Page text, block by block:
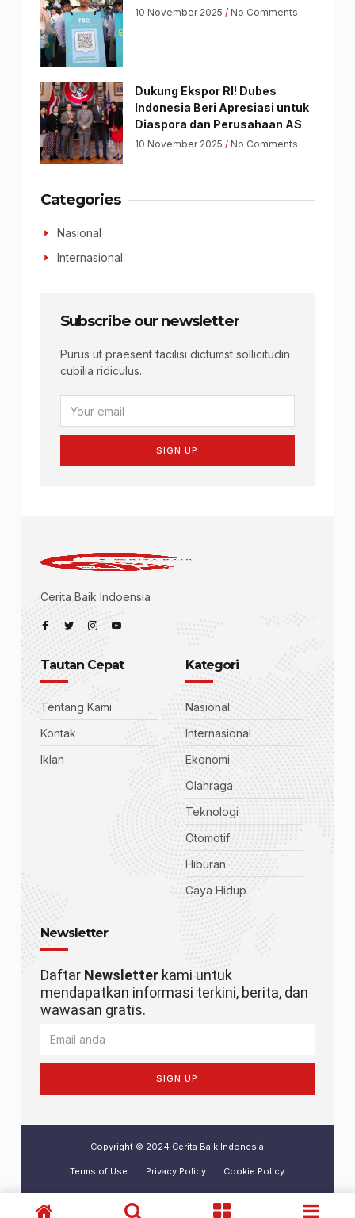
10 November 2025 No Comments
Dukung Ekspor RI! Dubes
Indonesia Beri Apresiasi untuk
Diaspora dan Perusahaan AS
10 November 2025 No Comments
Categories
Nasional
Internasional
Subscribe our newsletter
Purus ut praesent facilisi dictumst sollicitudin
cubilia ridiculus.
SIGN UP
Cerita Baik Indoensia
Tautan Cepat
Tentang Kami
Kontak
Iklan
Kategori
Nasional
Internasional
Ekonomi
Olahraga
Teknologi
Otomotif
Hiburan
Gaya Hidup
Newsletter
Daftar Newsletterkami untuk
mendapatkan informasi terkini, berita, dan
wawasan gratis.
SIGN UP
Copyright © 2024 Cerita Baik Indonesia
Terms of Use Privacy Policy Cookie Policy